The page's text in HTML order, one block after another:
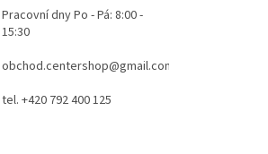
Pracovní dny Po - Pá: 8:00 -
15:30
obchod.centershop@gmail.com
tel. +420 792 400 125